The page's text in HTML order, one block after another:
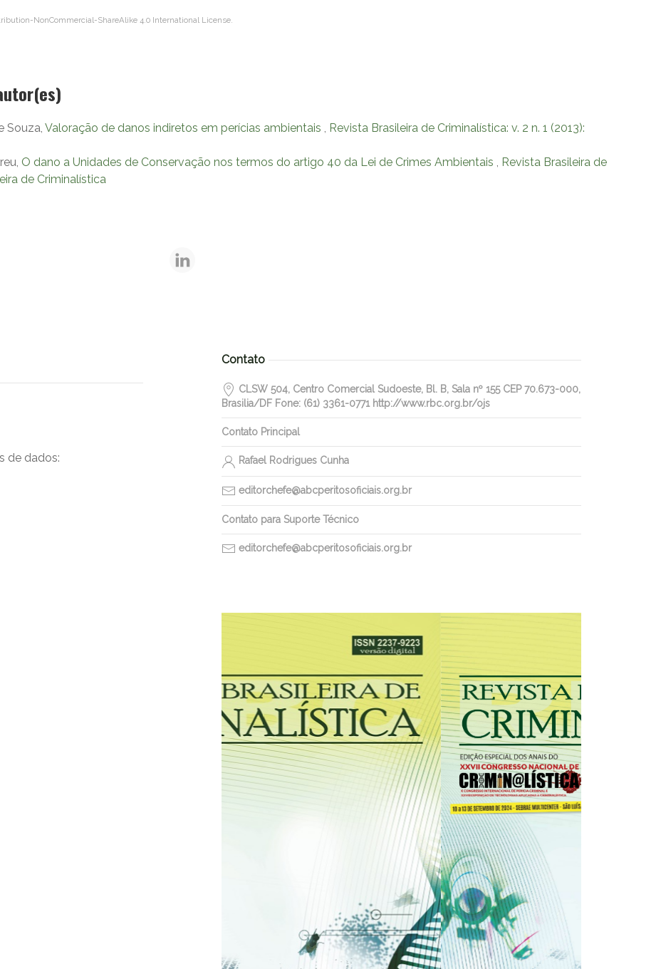
NonCommercial-ShareAlike 4.0 International License.
Souza, Valoração de danos indiretos em perícias ambientais , Revista Brasileira de Criminalística: v. 2 n. 1 (2013):
O dano a Unidades de Conservação nos termos do artigo 40 da Lei de Crimes Ambientais , Revista Brasileira de
de Criminalística
de dados:
Contato
CLSW 504, Centro Comercial Sudoeste, Bl. B, Sala nº 155 CEP 70.673-000,
Brasilia/DF Fone: (61) 3361-0771 http://www.rbc.org.br/ojs
Contato Principal
Rafael Rodrigues Cunha
editorchefe@abcperitosoficiais.org.br
Contato para Suporte Técnico
editorchefe@abcperitosoficiais.org.br
31/12/2025